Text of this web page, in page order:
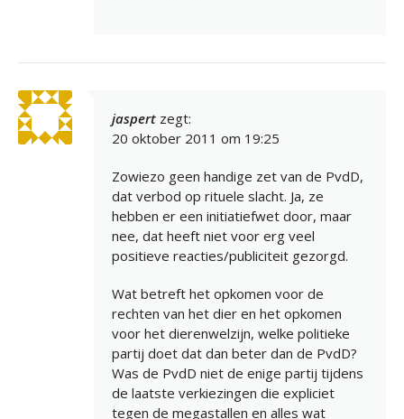
jaspert zegt:
20 oktober 2011 om 19:25
Zowiezo geen handige zet van de PvdD,
dat verbod op rituele slacht. Ja, ze
hebben er een initiatiefwet door, maar
nee, dat heeft niet voor erg veel
positieve reacties/publiciteit gezorgd.
Wat betreft het opkomen voor de
rechten van het dier en het opkomen
voor het dierenwelzijn, welke politieke
partij doet dat dan beter dan de PvdD?
Was de PvdD niet de enige partij tijdens
de laatste verkiezingen die expliciet
tegen de megastallen en alles wat